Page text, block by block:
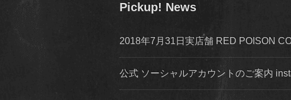
Pickup! News
2018年7月31日実店舗 RED POISON
公式 ソーシャルアカウントのご案内